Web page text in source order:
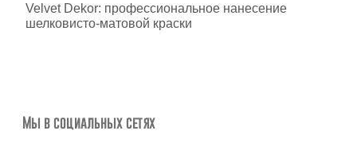
Velvet Dekor: профессиональное нанесение
шелковисто-матовой краски
Мы в социальных сетях